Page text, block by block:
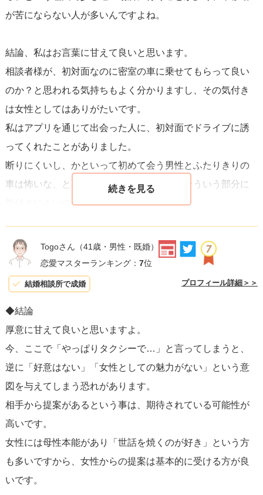
が苦にならない人が多いんですよね。
結論、私はお言葉に甘えて良いと思います。
相談者様が、初対面なのに密室の車に乗せてもらって良い
のか？と思われる気持ちもよく分かりますし、その気付き
は女性としてはありがたいです。
私はアプリを通じて出会った人に、初対面でドライブに誘
ってくれたことがありました。
断りにくいし、かといって初めて会う男性とふたりきりの
車は怖いな、と不安に思ったので、男性はそういう部分に
気付きにくいのだろうなーという印象でした。
たことで、お相手も安心されたのではないかと思います。
それに、せっかくのお相手の女性からの心遣いで、1度お願
いしてしまったことです。
まう気がしてしまうので、予定通り彼女の車に乗せてもら
って良いと思っています。
もうひとつ言うなら、お相手はモテる人ではないかな、と
いう気がしています。
気軽に車を出すと言えることや、お店を探してくれたり、
相談者様の「抵抗ないですか？」に対する「変なことされ
たらパンチします笑」という返し方も、人としてモテる人
という雰囲気を感じました。
逃さないようにして欲しい！そう思います。
Togoさん （41歳・男性・既婚）
恋愛マスターランキング： 7位
結婚相談所で成婚 プロフィール詳細＞＞
◆結論
厚意に甘えて良いと思いますよ。
今、ここで「やっぱりタクシーで…」と言ってしまうと、
逆に「好意はない」「女性としての魅力がない」という意
図を与えてしまう恐れがあります。
相手から提案があるという事は、期待されている可能性が
高いです。
女性には母性本能があり「世話を焼くのが好き」という方
も多いですから、女性からの提案は基本的に受ける方が良
いです。